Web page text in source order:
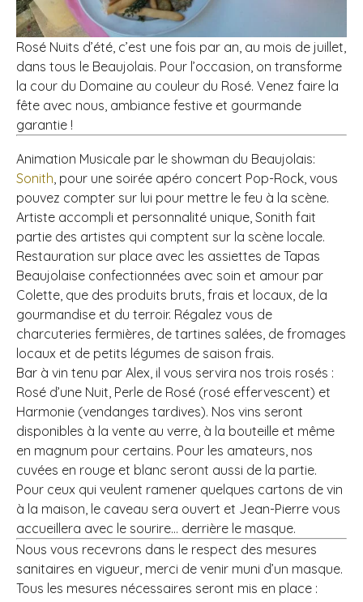
Rosé Nuits d’été, c’est une fois par an, au mois de juillet,
dans tous le Beaujolais. Pour l’occasion, on transforme
la cour du Domaine au couleur du Rosé. Venez faire la
fête avec nous, ambiance festive et gourmande
garantie !
Animation Musicale par le showman du Beaujolais:
Sonith, pour une soirée apéro concert Pop-Rock, vous
pouvez compter sur lui pour mettre le feu à la scène.
Artiste accompli et personnalité unique, Sonith fait
partie des artistes qui comptent sur la scène locale.
Restauration sur place avec les assiettes de Tapas
Beaujolaise confectionnées avec soin et amour par
Colette, que des produits bruts, frais et locaux, de la
gourmandise et du terroir. Régalez vous de
charcuteries fermières, de tartines salées, de fromages
locaux et de petits légumes de saison frais.
Bar à vin tenu par Alex, il vous servira nos trois rosés :
Rosé d’une Nuit, Perle de Rosé (rosé effervescent) et
Harmonie (vendanges tardives). Nos vins seront
disponibles à la vente au verre, à la bouteille et même
en magnum pour certains. Pour les amateurs, nos
cuvées en rouge et blanc seront aussi de la partie.
Pour ceux qui veulent ramener quelques cartons de vin
à la maison, le caveau sera ouvert et Jean-Pierre vous
accueillera avec le sourire… derrière le masque.
Nous vous recevrons dans le respect des mesures
sanitaires en vigueur, merci de venir muni d’un masque.
Tous les mesures nécessaires seront mis en place :